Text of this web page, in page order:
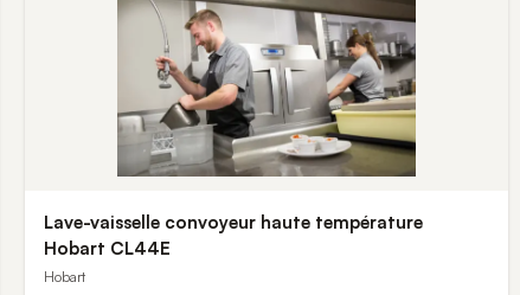
Lave-vaisselle convoyeur haute température
Hobart CL44E
Hobart